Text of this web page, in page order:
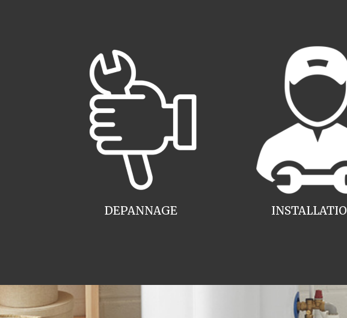
DEPANNAGE